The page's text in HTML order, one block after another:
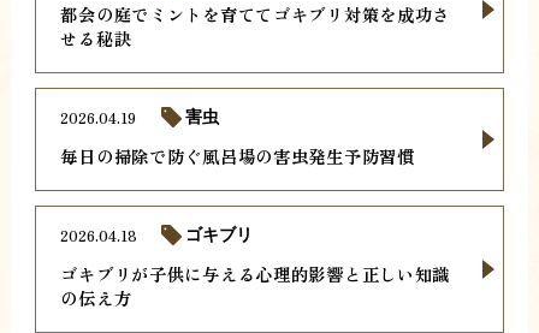
都会の庭でミントを育ててゴキブリ対策を成功さ
せる秘訣
毎日の掃除で防ぐ風呂場の害虫発生予防習慣
2026.04.19 害虫
ゴキブリが子供に与える心理的影響と正しい知識
の伝え方
2026.04.18 ゴキブリ